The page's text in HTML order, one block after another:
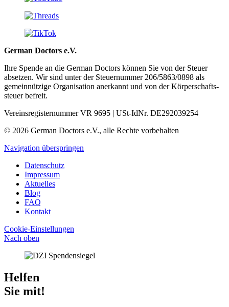
German Doctors e.V.
Ihre Spende an die German Doctors können Sie von der Steuer
absetzen. Wir sind unter der Steuer­nummer 206/5863/0898 als
gemein­nützige Organisation aner­kannt und von der Körper­schafts­
steuer befreit.
Vereinsregisternummer VR 9695 | USt-IdNr. DE292039254
© 2026 German Doctors e.V., alle Rechte vorbehalten
Navigation überspringen
Datenschutz
Impressum
Aktuelles
Blog
FAQ
Kontakt
Cookie-Einstellungen
Nach oben
Helfen
Sie mit!